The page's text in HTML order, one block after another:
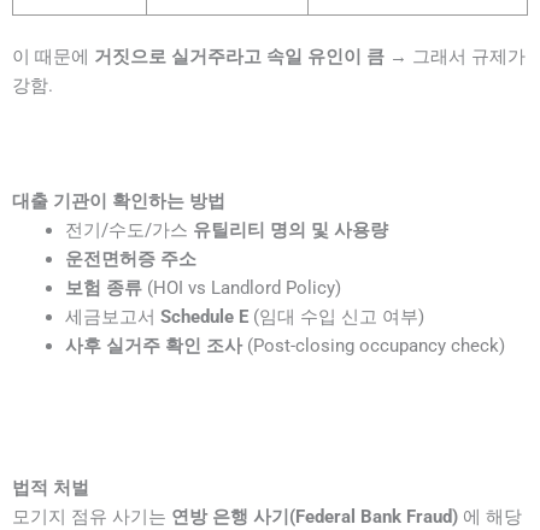
이 때문에 거짓으로 실거주라고 속일 유인이 큼 → 그래서 규제가
강함.
대출 기관이 확인하는 방법
전기/수도/가스 유틸리티 명의 및 사용량
운전면허증 주소
보험 종류(HOI vs Landlord Policy)
세금보고서 Schedule E(임대 수입 신고 여부)
사후 실거주 확인 조사(Post-closing occupancy check)
법적 처벌
모기지 점유 사기는 연방 은행 사기(Federal Bank Fraud) 에 해당